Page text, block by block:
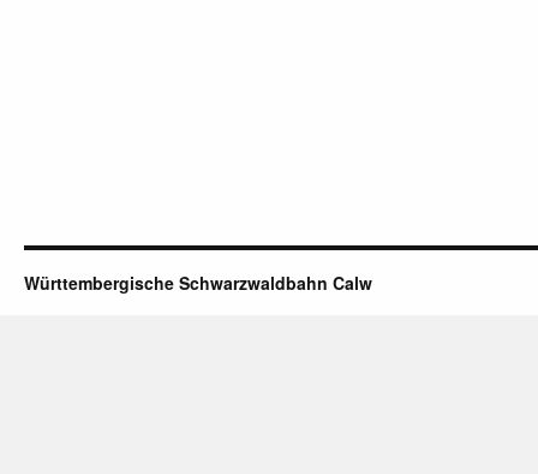
Württembergische Schwarzwaldbahn Calw